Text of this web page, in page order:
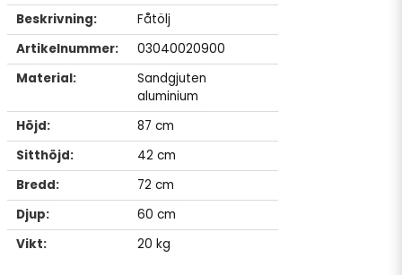
Beskrivning:
Fåtölj
Artikelnummer:
03040020900
Material:
Sandgjuten
aluminium
Höjd:
87 cm
Sitthöjd:
42 cm
Bredd:
72 cm
Djup:
60 cm
Vikt:
20 kg